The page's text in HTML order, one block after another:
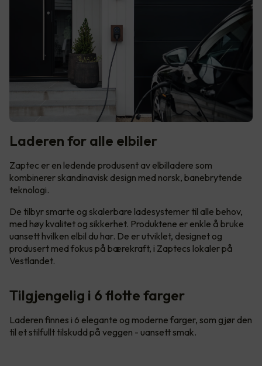
Laderen for alle elbiler
Zaptec er en ledende produsent av elbilladere som
kombinerer skandinavisk design med norsk, banebrytende
teknologi.
De tilbyr smarte og skalerbare ladesystemer til alle behov,
med høy kvalitet og sikkerhet. Produktene er enkle å bruke
uansett hvilken elbil du har. De er utviklet, designet og
produsert med fokus på bærekraft, i Zaptecs lokaler på
Vestlandet.
Tilgjengelig i 6 flotte farger
Laderen finnes i 6 elegante og moderne farger, som gjør den
til et stilfullt tilskudd på veggen - uansett smak.